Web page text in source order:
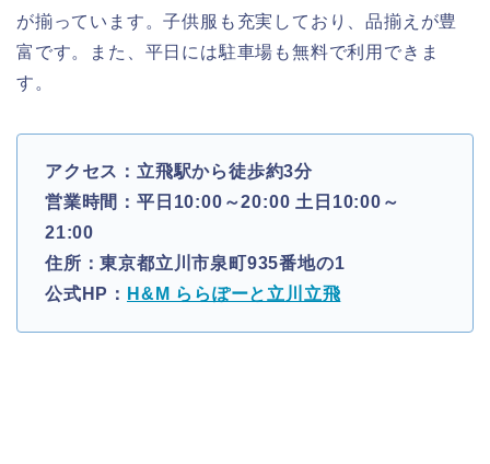
が揃っています。子供服も充実しており、品揃えが豊
富です。また、平日には駐車場も無料で利用できま
す。
アクセス：立飛駅から徒歩約3分
営業時間：平日10:00～20:00 土日10:00～
21:00
住所：東京都立川市泉町935番地の1
公式HP： H&M ららぽーと立川立飛